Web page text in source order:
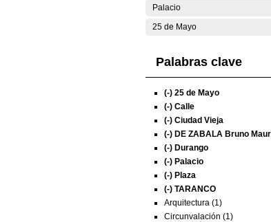
Palacio
25 de Mayo
Palabras clave
(-) 25 de Mayo
(-) Calle
(-) Ciudad Vieja
(-) DE ZABALA Bruno
(-) Durango
(-) Palacio
(-) Plaza
(-) TARANCO
Arquitectura (1)
Circunvalación (1)